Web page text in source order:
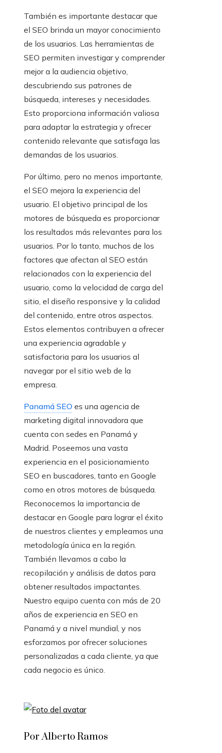
También es importante destacar que
el SEO brinda un mayor conocimiento
de los usuarios. Las herramientas de
SEO permiten investigar y comprender
mejor a la audiencia objetivo,
descubriendo sus patrones de
búsqueda, intereses y necesidades.
Esto proporciona información valiosa
para adaptar la estrategia y ofrecer
contenido relevante que satisfaga las
demandas de los usuarios.
Por último, pero no menos importante,
el SEO mejora la experiencia del
usuario. El objetivo principal de los
motores de búsqueda es proporcionar
los resultados más relevantes para los
usuarios. Por lo tanto, muchos de los
factores que afectan al SEO están
relacionados con la experiencia del
usuario, como la velocidad de carga del
sitio, el diseño responsive y la calidad
del contenido, entre otros aspectos.
Estos elementos contribuyen a ofrecer
una experiencia agradable y
satisfactoria para los usuarios al
navegar por el sitio web de la
empresa.
Panamá SEO es una agencia de
marketing digital innovadora que
cuenta con sedes en Panamá y
Madrid. Poseemos una vasta
experiencia en el posicionamiento
SEO en buscadores, tanto en Google
como en otros motores de búsqueda.
Reconocemos la importancia de
destacar en Google para lograr el éxito
de nuestros clientes y empleamos una
metodología única en la región.
También llevamos a cabo la
recopilación y análisis de datos para
obtener resultados impactantes.
Nuestro equipo cuenta con más de 20
años de experiencia en SEO en
Panamá y a nivel mundial, y nos
esforzamos por ofrecer soluciones
personalizadas a cada cliente, ya que
cada negocio es único.
Por Alberto Ramos